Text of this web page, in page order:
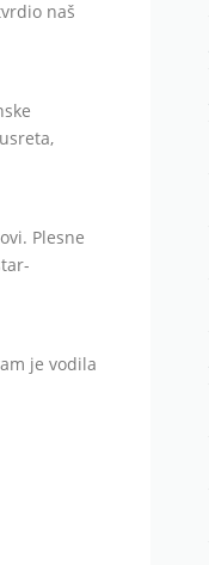
naš
Plesne
je vodila